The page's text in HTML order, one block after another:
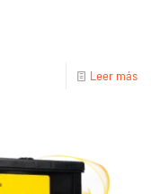
Leer más